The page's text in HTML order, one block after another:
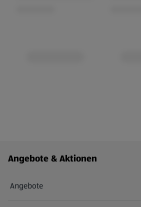
Fußzeilenmenü - weitere Links
Angebote & Aktionen
Angebote